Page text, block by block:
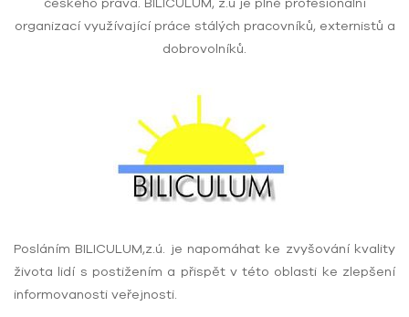
organizací využívající práce stálých pracovníků, externistů a
dobrovolníků.
Posláním BILICULUM,z.ú. je napomáhat ke zvyšování kvality
života lidí s postižením a přispět v této oblasti ke zlepšení
informovanosti veřejnosti.